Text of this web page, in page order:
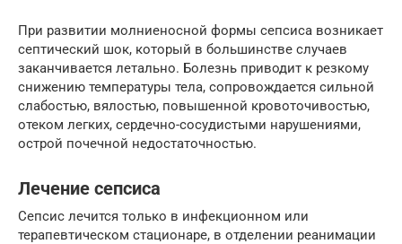
При развитии молниеносной формы сепсиса возникает
септический шок, который в большинстве случаев
заканчивается летально. Болезнь приводит к резкому
снижению температуры тела, сопровождается сильной
слабостью, вялостью, повышенной кровоточивостью,
отеком легких, сердечно-сосудистыми нарушениями,
острой почечной недостаточностью.
Лечение сепсиса
Сепсис лечится только в инфекционном или
терапевтическом стационаре, в отделении реанимации